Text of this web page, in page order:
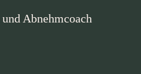
Abnehmcoach